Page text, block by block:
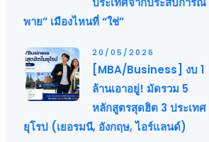
พาย” เมืองไหนที่ “ใช่”
20/05/2026
[MBA/Business] งบ 1
ล้านเอาอยู่! มัดรวม 5
หลักสูตรสุดฮิต 3 ประเทศ
ยุโรป (เยอรมนี, อังกฤษ, ไอร์แลนด์)